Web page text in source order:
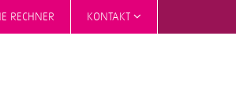
RECHNER KONTAKT